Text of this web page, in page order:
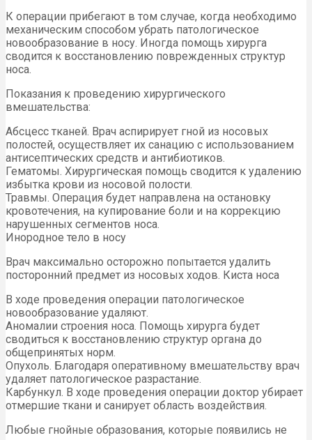
К операции прибегают в том случае, когда необходимо
механическим способом убрать патологическое
новообразование в носу. Иногда помощь хирурга
сводится к восстановлению поврежденных структур
носа.
Показания к проведению хирургического
вмешательства:
Абсцесс тканей. Врач аспирирует гной из носовых
полостей, осуществляет их санацию с использованием
антисептических средств и антибиотиков.
Гематомы. Хирургическая помощь сводится к удалению
избытка крови из носовой полости.
Травмы. Операция будет направлена на остановку
кровотечения, на купирование боли и на коррекцию
нарушенных сегментов носа.
Инородное тело в носу
Врач максимально осторожно попытается удалить
посторонний предмет из носовых ходов. Киста носа
В ходе проведения операции патологическое
новообразование удаляют.
Аномалии строения носа. Помощь хирурга будет
сводиться к восстановлению структур органа до
общепринятых норм.
Опухоль. Благодаря оперативному вмешательству врач
удаляет патологическое разрастание.
Карбункул. В ходе проведения операции доктор убирает
отмершие ткани и санирует область воздействия.
Любые гнойные образования, которые появились не